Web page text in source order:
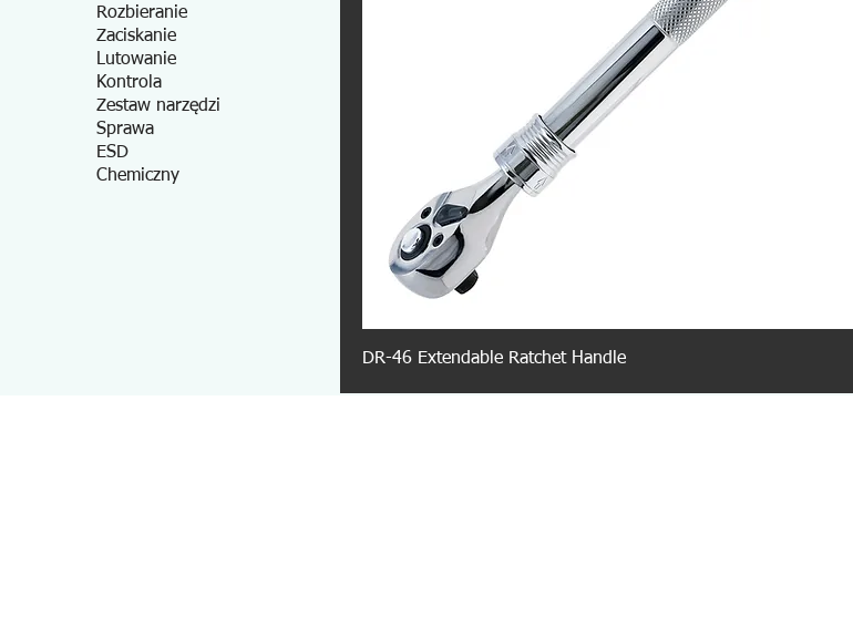
Rozbieranie
Zaciskanie
Lutowanie
Kontrola
Zestaw narzędzi
Sprawa
ESD
Chemiczny
DR-46 Extendable Ratchet Handle